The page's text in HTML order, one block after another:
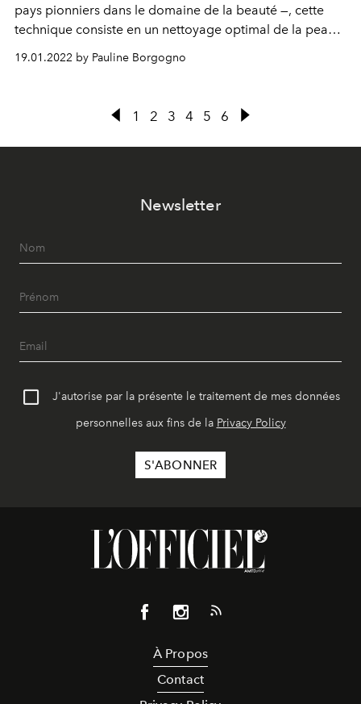
pays pionniers dans le domaine de la beauté —, cette
technique consiste en un nettoyage optimal de la peau
en 2 étapes.
19.01.2022 by Pauline Borgogno
1 2 3 4 5 6
Newsletter
J'autorise par la présente le traitement de mes données
personnelles aux fins de la Privacy Policy
À Propos
Contact